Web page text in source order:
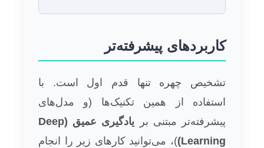
کاربردهای پیشرفته‌تر
تشخیص چهره تنها قدم اول است. با
استفاده از همین تکنیک‌ها (و مدل‌های
پیشرفته‌تر مبتنی بر
یادگیری عمیق (Deep
Learning) )، می‌توانید کارهای زیر را انجام